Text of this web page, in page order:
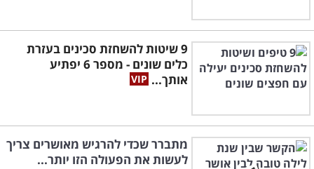
9 שיטות להשחזת סכינים בעזרת
כלים שונים - מספר 6 יפתיע
אותך...
מתברר שכדי להרגיש מאושרים צריך
לעשות את הפעולה הזו יותר...